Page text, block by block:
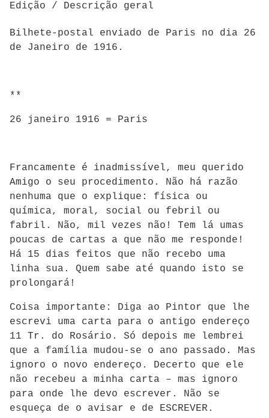
Edição / Descrição geral
Bilhete-postal enviado de Paris no dia 26
de Janeiro de 1916.
**
26 janeiro 1916 = Paris
Francamente é inadmissível, meu querido
Amigo o seu procedimento. Não há razão
nenhuma que o explique: física ou
química, moral, social ou febril ou
fabril. Não, mil vezes não! Tem lá umas
poucas de cartas a que não me responde!
Há 15 dias feitos que não recebo uma
linha sua. Quem sabe até quando isto se
prolongará!
Coisa importante: Diga ao Pintor que lhe
escrevi uma carta para o antigo endereço
11 Tr. do Rosário. Só depois me lembrei
que a família mudou-se o ano passado. Mas
ignoro o novo endereço. Decerto que ele
não recebeu a minha carta – mas ignoro
para onde lhe devo escrever. Não se
esqueça de o avisar e de ESCREVER.